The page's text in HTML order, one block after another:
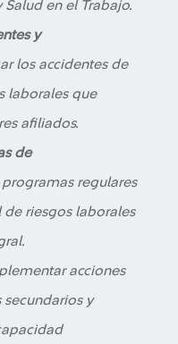
en el Trabajo.
y
los accidentes de
laborales que
afiliados.
de
regulares
riesgos laborales
acciones
secundarios y